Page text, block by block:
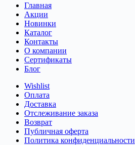
Главная
Акции
Новинки
Каталог
Контакты
О компании
Сертификаты
Блог
Wishlist
Оплата
Доставка
Отслеживание заказа
Возврат
Публичная оферта
Политика конфиденциальности